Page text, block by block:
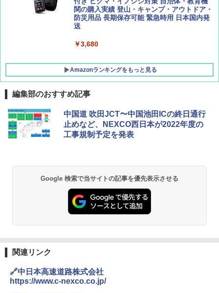
イド ブラックコーティング フルクローズ メ
ッシュ 4人用 簡単設置 ポップアップテント P
ATCW-150B エクルベージュ
￥-
関の購入実績 登山・キャンプ・アウトドア・
防災用品 長期保存可能 緊急時用 日本国内発
送
￥3,680
Amazonランキングをもっと見る
編集部のおすすめ記事
中国道 吹田JCT〜中国池田ICの終日通行
止めなど、NEXCO西日本が2022年度の
工事規制予定を発表
Google 検索で当サイトの記事を優先表示させる
関連リンク
🔗中日本高速道路株式会社
https://www.c-nexco.co.jp/